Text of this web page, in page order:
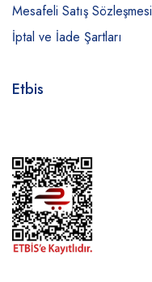
Mesafeli Satış Sözleşmesi
İptal ve İade Şartları
Etbis